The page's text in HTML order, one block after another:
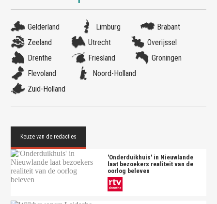
Gelderland Limburg
Brabant
Zeeland
Utrecht
Overijssel
Drenthe
Friesland
Groningen
Flevoland
Noord-Holland
Zuid-Holland
'Onderduikhuis' in Nieuwlande
laat bezoekers realiteit van de
oorlog beleven